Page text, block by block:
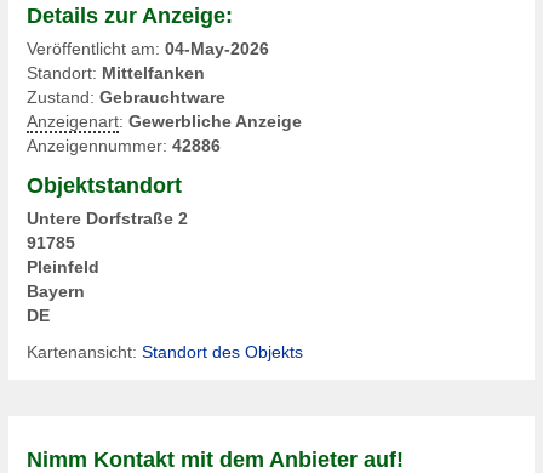
Details zur Anzeige:
Veröffentlicht am: 04-May-2026
Standort: Mittelfanken
Zustand: Gebrauchtware
Anzeigenart: Gewerbliche Anzeige
Anzeigennummer: 42886
Objektstandort
Untere Dorfstraße 2
91785
Pleinfeld
Bayern
DE
Kartenansicht: Standort des Objekts
Nimm Kontakt mit dem Anbieter auf!